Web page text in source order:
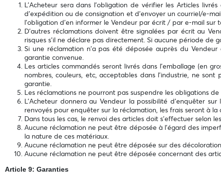
L’Acheteur sera dans l’obligation de vérifier les Articles
d'expédition ou de consignation et d’envoyer un courriel/e-
l’obligation d'en informer le Vendeur par écrit / par e-mail sur
D'autres réclamations doivent être signalées par écrit au
risques s'il ne déclare pas directement. Si aucune période de
Si une réclamation n'a pas été déposée auprès du
garantie convenue.
Les articles commandés seront livrés dans l'emballage (en
nombres, couleurs, etc, acceptables dans l'industrie, ne
garantie.
Les réclamations ne pourront pas suspendre les obligations de
L’Acheteur donnera au Vendeur la possibilité d'enquêter
renvoyés pour enquêter sur la réclamation, les frais seront à
Dans tous les cas, le renvoi des articles doit s'effectuer selon
Aucune réclamation ne peut être déposée à l'égard des
la nature de ces matériaux.
Aucune réclamation ne peut être déposée sur des
Aucune réclamation ne peut être déposée concernant des
Article 9: Garanties